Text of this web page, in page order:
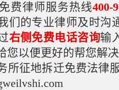
费律师服务热线400-
们的专业律师及时沟
右侧免费电话咨询输
您以便更好的帮您解
所征地拆迁免费法律